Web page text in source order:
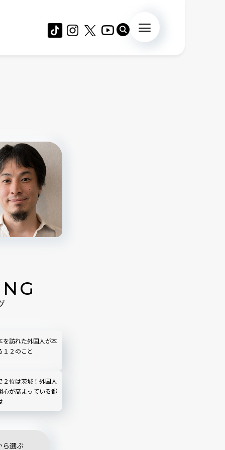
を訪れた外国人が本
１２のこと
２位は茨城！外国人
心が高まっている都
ら選ぶ